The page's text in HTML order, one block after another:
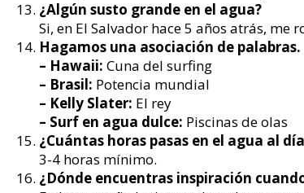
¿Algún susto grande en el agua?
Si, en El Salvador hace 5 años atrás,
Hagamos una asociación de
– Hawaii: Cuna del surfing
– Brasil: Potencia mundial
– Kelly Slater: El rey
– Surf en agua dulce: Piscinas de olas
¿Cuántas horas pasas en el agua al
3-4 horas mínimo.
¿Dónde encuentras inspiración